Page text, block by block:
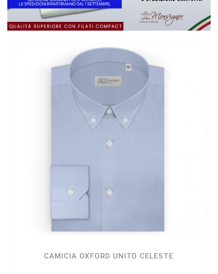
CAMICIA OXFORD UNITO CELESTE